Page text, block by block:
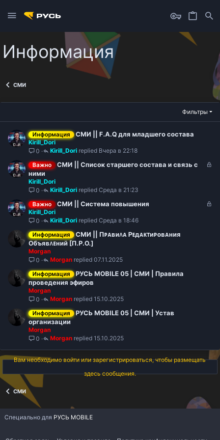
Информация
СМИ
Фильтры
Информация СМИ || F.A.Q для младшего состава
Kirill_Dori
0
Вчера в 22:18
Kirill_Dori
Важно
СМИ || Список старшего состава и связь с
ними
Kirill_Dori
0
Среда в 21:23
Kirill_Dori
Важно СМИ || Система повышения
Kirill_Dori
0
Среда в 18:46
Kirill_Dori
Информация
СМИ || Пᴩᴀʙиᴧᴀ Рᴇдᴀᴋᴛиᴩоʙᴀния
Объяʙᴧᴇний [П.Р.О.]
Morgan
0
07.11.2025
Morgan
Информация
РУСЬ MOBILE 05 | СМИ | Правила
проведения эфиров
Morgan
0
15.10.2025
Morgan
Информация
РУСЬ MOBILE 05 | СМИ | Устав
организации
Morgan
0
15.10.2025
Morgan
Вам необходимо войти или зарегистрироваться, чтобы размещать
здесь сообщения.
СМИ
Специально для РУСЬ MOBILE